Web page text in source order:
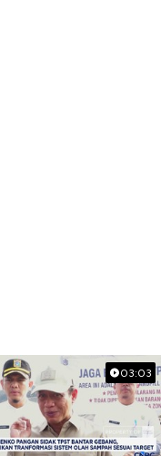
03:03